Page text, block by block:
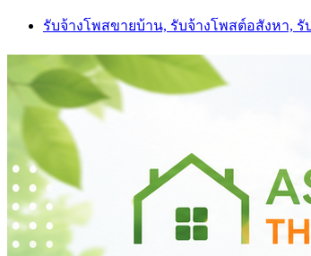
Skip
content
รับจ้างโพสขายบ้าน, รับจ้างโพสต์อสังหา,